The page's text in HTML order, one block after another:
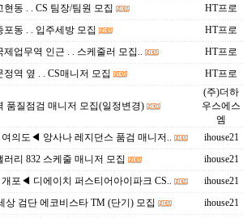
동 . . CS 팀장/팀원 모집 HT프로
동 . . 입주세방 모집 HT프로
업무역 인근 . . 스케줄러 모집.. HT프로
역 옆 . . CS매니저 모집 HT프로
품질점검 매니저 모집(일정변경)
(주)더하
우스에스
엠
의도◀ 앙사나 레지던스 품검 매니저.. ihouse21
리 832 스케줄 매니저 모집 ihouse21
포◀ 디에이치 퍼스티어아이파크 CS.. ihouse21
검단 에코비스타 TM (단기) 모집 ihouse21